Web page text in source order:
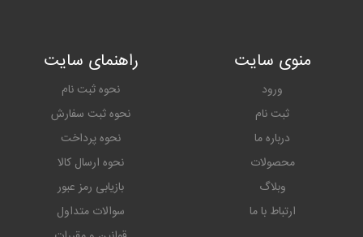
منوی سایت
ورود
ثبت نام
درباره ما
محصولات
وبلاگ
ارتباط با ما
راهنمای سایت
نحوه ثبت نام
نحوه ثبت سفارش
نحوه پرداخت
نحوه ارسال کالا
بازیابی رمز عبور
سوالات متداول